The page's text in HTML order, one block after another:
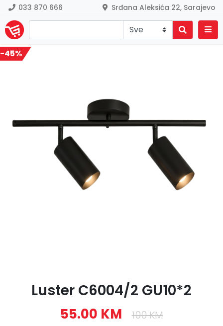
033 870 666 Srđana Aleksića 22, Sarajevo
-45%
Luster C6004/2 GU10*2
55.00 KM 100 KM